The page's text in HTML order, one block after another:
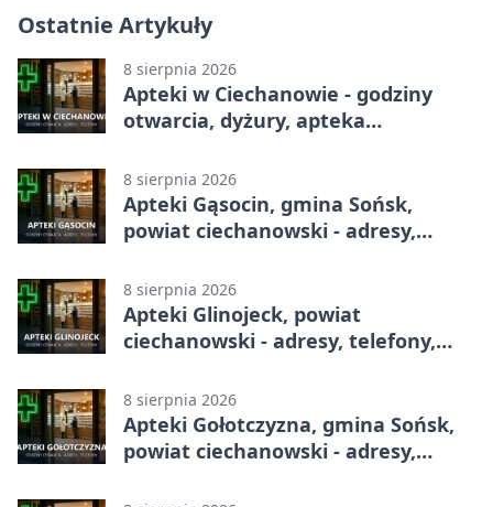
Ostatnie Artykuły
8 sierpnia 2026
Apteki w Ciechanowie - godziny
otwarcia, dyżury, apteka
8 sierpnia 2026
Apteki Gąsocin, gmina Sońsk,
powiat ciechanowski - adresy,
8 sierpnia 2026
Apteki Glinojeck, powiat
ciechanowski - adresy, telefony,
8 sierpnia 2026
Apteki Gołotczyzna, gmina Sońsk,
powiat ciechanowski - adresy,